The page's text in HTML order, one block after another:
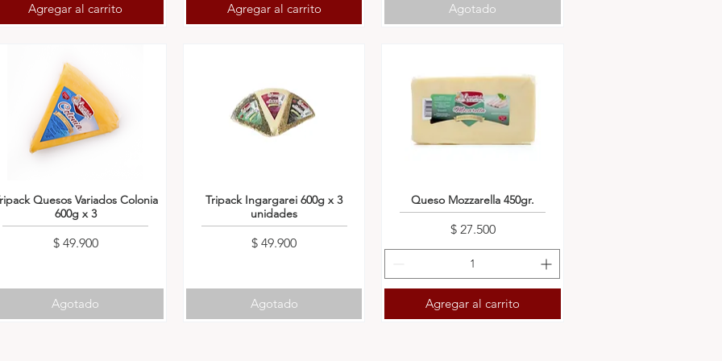
Agregar al carrito Agregar al carrito Agotado
Quesos Variados Colonia
600g x 3
Precio
$ 49.900
Agotado
Tripack Ingargarei 600g x 3
unidades
Precio
$ 49.900
Agotado
Queso Mozzarella 450gr.
Precio
$ 27.500
Agregar al carrito